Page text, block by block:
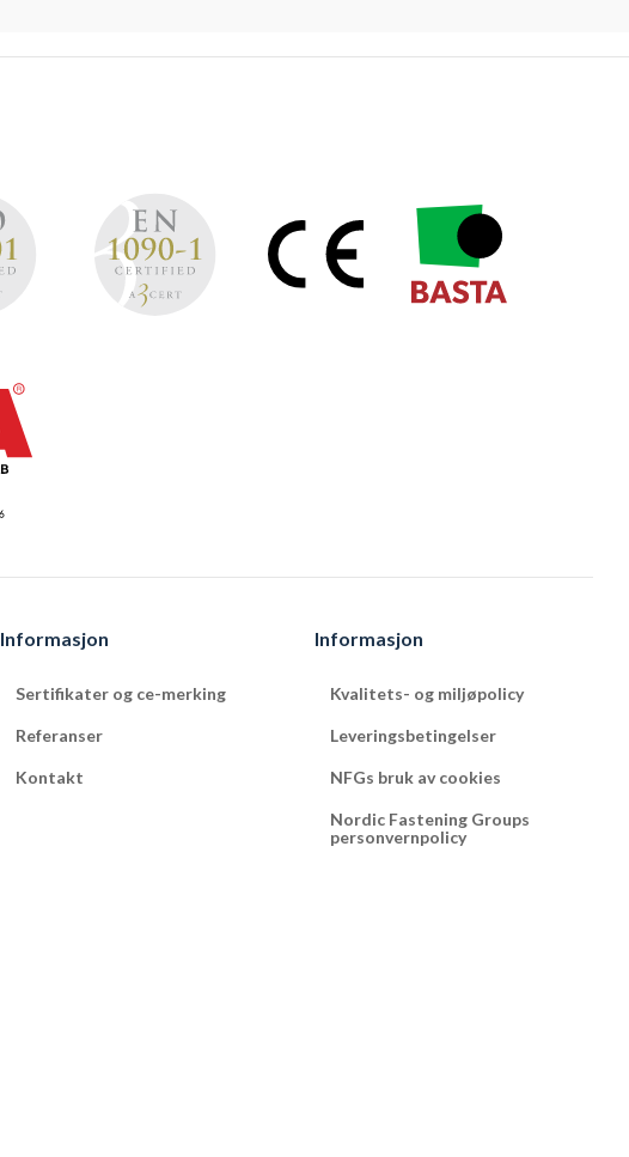
Informasjon
Sertifikater og ce-merking
Referanser
Kontakt
Informasjon
Kvalitets- og miljøpolicy
Leveringsbetingelser
NFGs bruk av cookies
Nordic Fastening Groups
personvernpolicy